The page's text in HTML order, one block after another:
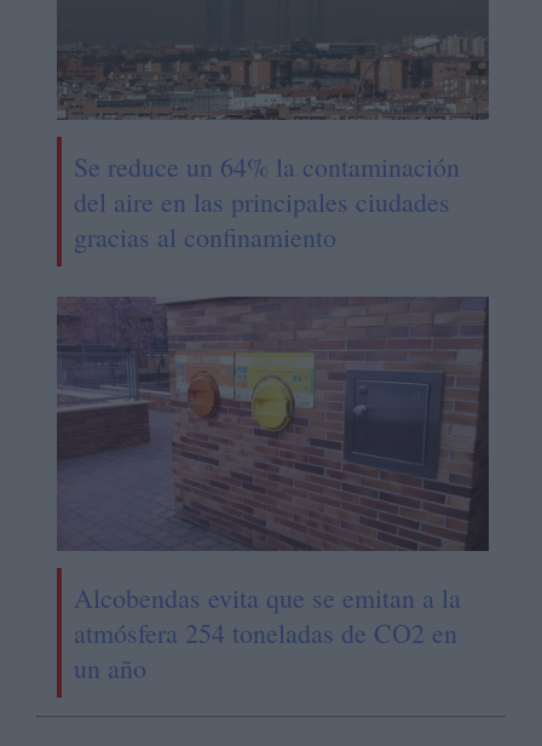
Se reduce un 64% la contaminación
del aire en las principales ciudades
gracias al confinamiento
Alcobendas evita que se emitan a la
atmósfera 254 toneladas de CO2 en
un año